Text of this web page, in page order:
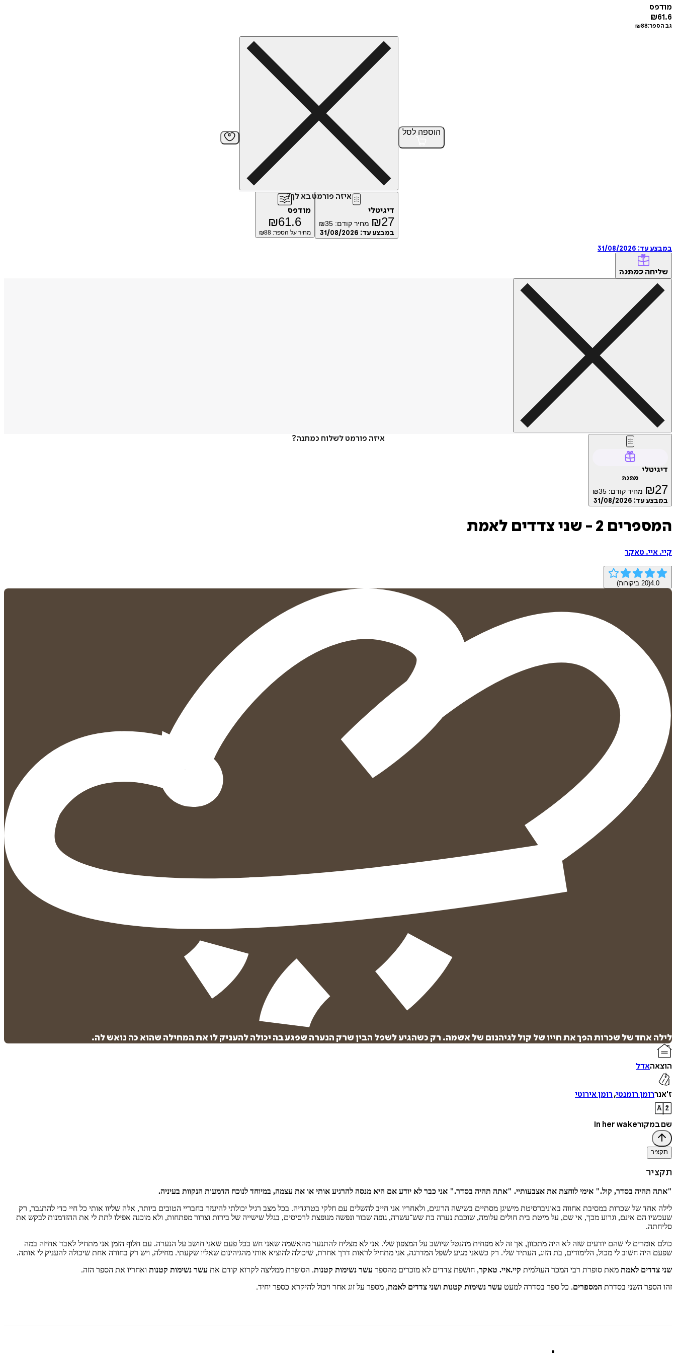
מודפס
₪61.6
גב הספר: ₪88
הוספה לסל
איזה פורמט בא לך?
דיגיטלי
₪27 מחיר קודם: ₪35
במבצע עד: 31/08/2026
מודפס
₪61.6
מחיר על הספר: ₪88
במבצע עד: 31/08/2026
שליחה כמתנה
איזה פורמט לשלוח כמתנה?
דיגיטלי
מתנה
₪27 מחיר קודם: ₪35
במבצע עד: 31/08/2026
31/08/2026 מחיר על הספר: ₪
המספרים 2 - שני צדדים לאמת
קיי. איי. טאקר
4.0
(
20 ביקורות)
לילה אחד של שכרות הפך את חייו של קול לגיהנום של אשמה. רק כשהגיע לשפל הבין שרק הנערה שפגע בה יכולה להעניק לו את המחילה שהוא כה נואש לה.
הוצאהאדל
ז'אנררומן רומנטי, רומן אירוטי
שם במקורIn her wake
תקציר
תקציר
"אתה תהיה בסדר, קול." אימי לוחצת את אצבעותיי. "אתה תהיה בסדר." אני כבר לא יודע אם היא מנסה להרגיע אותי או את עצמה, במיוחד לנוכח הדמעות הנקוות בעיניה.
לילה אחד של שכרות במסיבת אחווה באוניברסיטת מישיגן מסתיים בשישה הרוגים, ולאחריו אני חייב להשלים עם חלקי בטרגדיה. בכל מצב רגיל יכולתי להיעזר בחבריי הטובים ביותר, אלה שליוו אותי כל חיי כדי להתגבר, רק
שעכשיו הם אינם, וגרוע מכך, אי שם, על מיטת בית חולים עלומה, שוכבת נערה בת שש־עשרה, גופה שבור ונפשה מנופצת לרסיסים, בגלל שישייה של בירות וצרור מפתחות, ולא מוכנה אפילו לתת לי את ההזדמנות לבקש את
סליחתה.
כולם אומרים לי שהם יודעים שזה לא היה מתכוון, אך זה לא מפחית מהנטל שיושב על המצפון שלי. אני לא מצליח להתנער מהאשמה שאני חש בכל פעם שאני חושב על הנערה. עם חלוף הזמן אני מתחיל לאבד אחיזה במה
שפעם היה חשוב לי מכול, הלימודים, בת הזוג, העתיד שלי. רק כשאני מגיע לשפל המדרגה, אני מתחיל לראות דרך אחרת, שיכולה להוציא אותי מהגיהינום שאליו שקעתי. מחילה, ויש רק בחורה אחת שיכולה להעניק לי אותה.
שני צדדים לאמת מאת סופרת רבי המכר העולמית קיי.איי. טאקר, חושפת צדדים לא מוכרים מהספר עשר נשימות קטנות. הסופרת ממליצה לקרוא קודם את עשר נשימות קטנות ואחריו את הספר הזה.
זהו הספר השני בסדרת המספרים. כל ספר בסדרה למעט עשר נשימות קטנות ושני צדדים לאמת, מספר על זוג אחר ויכול להיקרא כספר יחיד.